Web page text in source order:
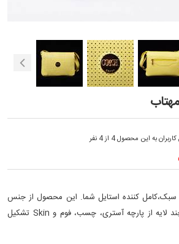
به این محصول 4 از 4 نفر
سبک،کامل کننده استایل شما. این محصول از جنس
چرم مصنوعی است که از چند لایه از پارچه آستری، چسب، فوم و Skin تشکیل